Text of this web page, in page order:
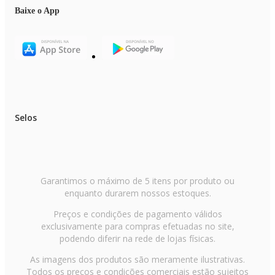
Baixe o App
Selos
Garantimos o máximo de 5 itens por produto ou
enquanto durarem nossos estoques.
Preços e condições de pagamento válidos
exclusivamente para compras efetuadas no site,
podendo diferir na rede de lojas físicas.
As imagens dos produtos são meramente ilustrativas.
Todos os preços e condições comerciais estão sujeitos